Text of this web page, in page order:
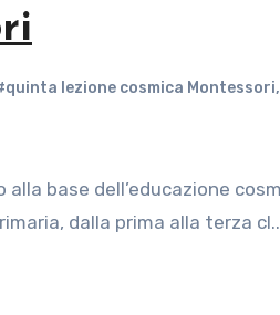
lezione cosmica Montessori,
dalla prima alla terza